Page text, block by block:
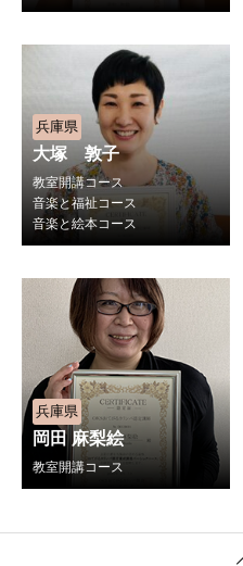
兵庫県
大塚 敦子
教室開講コース
音楽と福祉コース
音楽と絵本コース
兵庫県
岡田 麻梨絵
教室開講コース